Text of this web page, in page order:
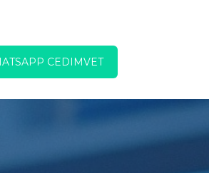
CEDIMVET